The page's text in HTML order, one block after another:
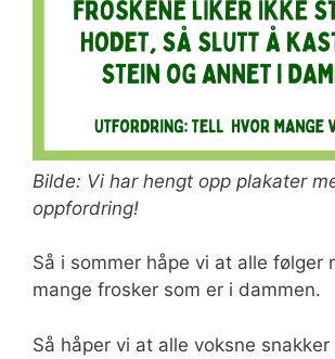
Bilde: Vi har hengt opp plakater
oppfordring!
Så i sommer håpe vi at alle følger
mange frosker som er i dammen.
Så håper vi at alle voksne